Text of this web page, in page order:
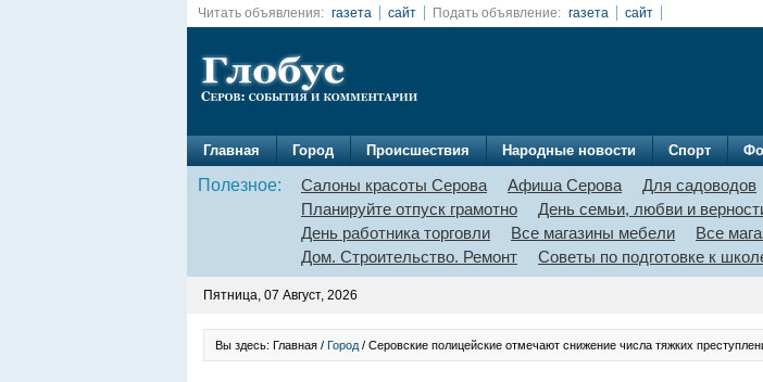
Читать объявления: газета сайт Подать объявление: газета сайт
Главная Город Происшествия Народные новости Спорт
Полезное: Салоны красоты Серова Афиша Серова Для садоводов
Планируйте отпуск грамотно
День семьи, любви и
День работника торговли
Все магазины мебели
Все
Дом. Строительство. Ремонт
Советы по подготовке к
Пятница, 07 Август, 2026
Вы здесь: Главная / Город / Серовские полицейские отмечают снижение числа тяжких